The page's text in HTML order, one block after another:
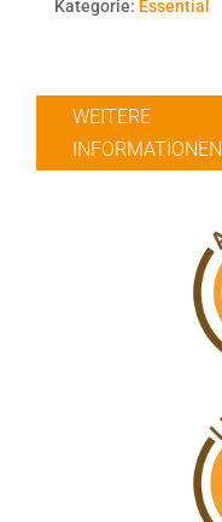
Kategorie: Essential
WEITERE
INFORMATIONEN